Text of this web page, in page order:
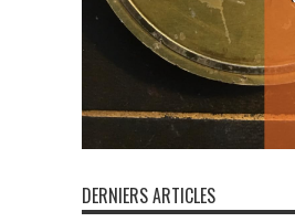
DERNIERS ARTICLES